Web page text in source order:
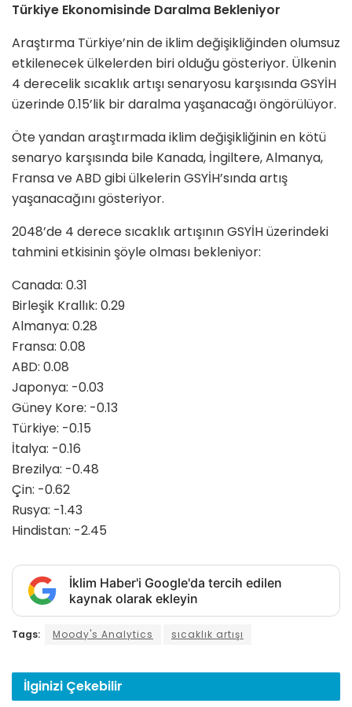
Türkiye Ekonomisinde Daralma Bekleniyor
Araştırma Türkiye’nin de iklim değişikliğinden olumsuz
etkilenecek ülkelerden biri olduğu gösteriyor. Ülkenin
4 derecelik sıcaklık artışı senaryosu karşısında GSYİH
üzerinde 0.15’lik bir daralma yaşanacağı öngörülüyor.
Öte yandan araştırmada iklim değişikliğinin en kötü
senaryo karşısında bile Kanada, İngiltere, Almanya,
Fransa ve ABD gibi ülkelerin GSYİH’sında artış
yaşanacağını gösteriyor.
2048’de 4 derece sıcaklık artışının GSYİH üzerindeki
tahmini etkisinin şöyle olması bekleniyor:
Canada: 0.31
Birleşik Krallık: 0.29
Almanya: 0.28
Fransa: 0.08
ABD: 0.08
Japonya: -0.03
Güney Kore: -0.13
Türkiye: -0.15
İtalya: -0.16
Brezilya: -0.48
Çin: -0.62
Rusya: -1.43
Hindistan: -2.45
İklim Haber'i Google'da tercih edilen
kaynak olarak ekleyin
Tags: Moody's Analytics sıcaklık artışı
İlginizi Çekebilir